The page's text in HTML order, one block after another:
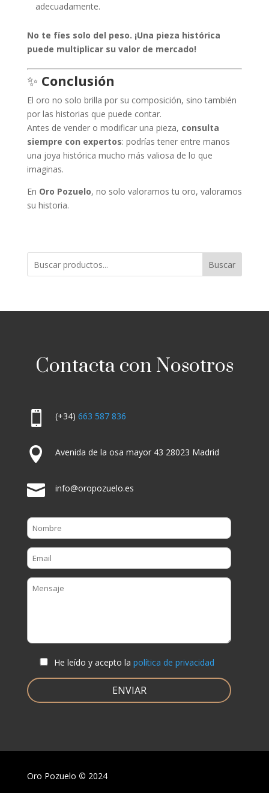
adecuadamente.
No te fíes solo del peso. ¡Una pieza histórica
puede multiplicar su valor de mercado!
✨ Conclusión
El oro no solo brilla por su composición, sino también
por las historias que puede contar.
Antes de vender o modificar una pieza, consulta
siempre con expertos: podrías tener entre manos
una joya histórica mucho más valiosa de lo que
imaginas.
En Oro Pozuelo, no solo valoramos tu oro, valoramos
su historia.
Buscar
Contacta con Nosotros
 (+34) 663 587 836
 Avenida de la osa mayor 43 28023 Madrid
 info@oropozuelo.es
He leído y acepto la política de privacidad
Oro Pozuelo © 2024